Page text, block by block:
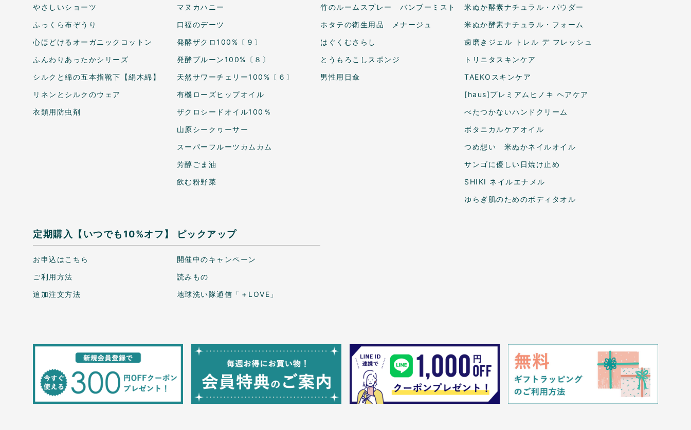
やさしいショーツ
ふっくら布ぞうり
心ほどけるオーガニックコットン
ふんわりあったかシリーズ
シルクと綿の五本指靴下【絹木綿】
リネンとシルクのウェア
衣類用防虫剤
マヌカハニー
口福のデーツ
発酵ザクロ100%〔９〕
発酵プルーン100%〔８〕
天然サワーチェリー100%〔６〕
有機ローズヒップオイル
ザクロシードオイル100％
山原シークヮーサー
スーパーフルーツカムカム
芳醇ごま油
飲む粉野菜
竹のルームスプレー バンブーミスト
ホタテの衛生用品 メナージュ
はぐくむさらし
とうもろこしスポンジ
男性用日傘
米ぬか酵素ナチュラル・パウダー
米ぬか酵素ナチュラル・フォーム
歯磨きジェル トレル デ フレッシュ
トリニタスキンケア
TAEKOスキンケア
[haus]プレミアムヒノキ ヘアケア
べたつかないハンドクリーム
ボタニカルケアオイル
つめ想い 米ぬかネイルオイル
サンゴに優しい日焼け止め
SHIKI ネイルエナメル
ゆらぎ肌のためのボディタオル
定期購入【いつでも10%オフ】
お申込はこちら
ご利用方法
追加注文方法
ピックアップ
開催中のキャンペーン
読みもの
地球洗い隊通信「＋LOVE」